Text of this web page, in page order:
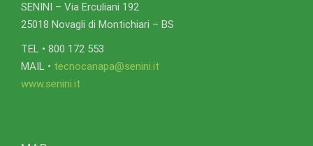
SENINI – Via Erculiani 192
25018 Novagli di Montichiari – BS
TEL • 800 172 553
MAIL • tecnocanapa@senini.it
www.senini.it